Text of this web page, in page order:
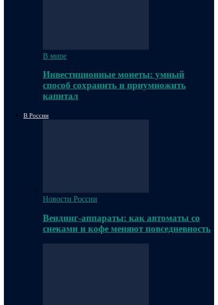
В мире
Инвестиционные монеты: умный
способ сохранить и приумножить
капитал
В России
Новости России
Вендинг-аппараты: как автоматы со
снеками и кофе меняют повседневность